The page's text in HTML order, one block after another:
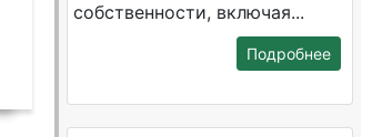
собственности, включая...
Подробнее